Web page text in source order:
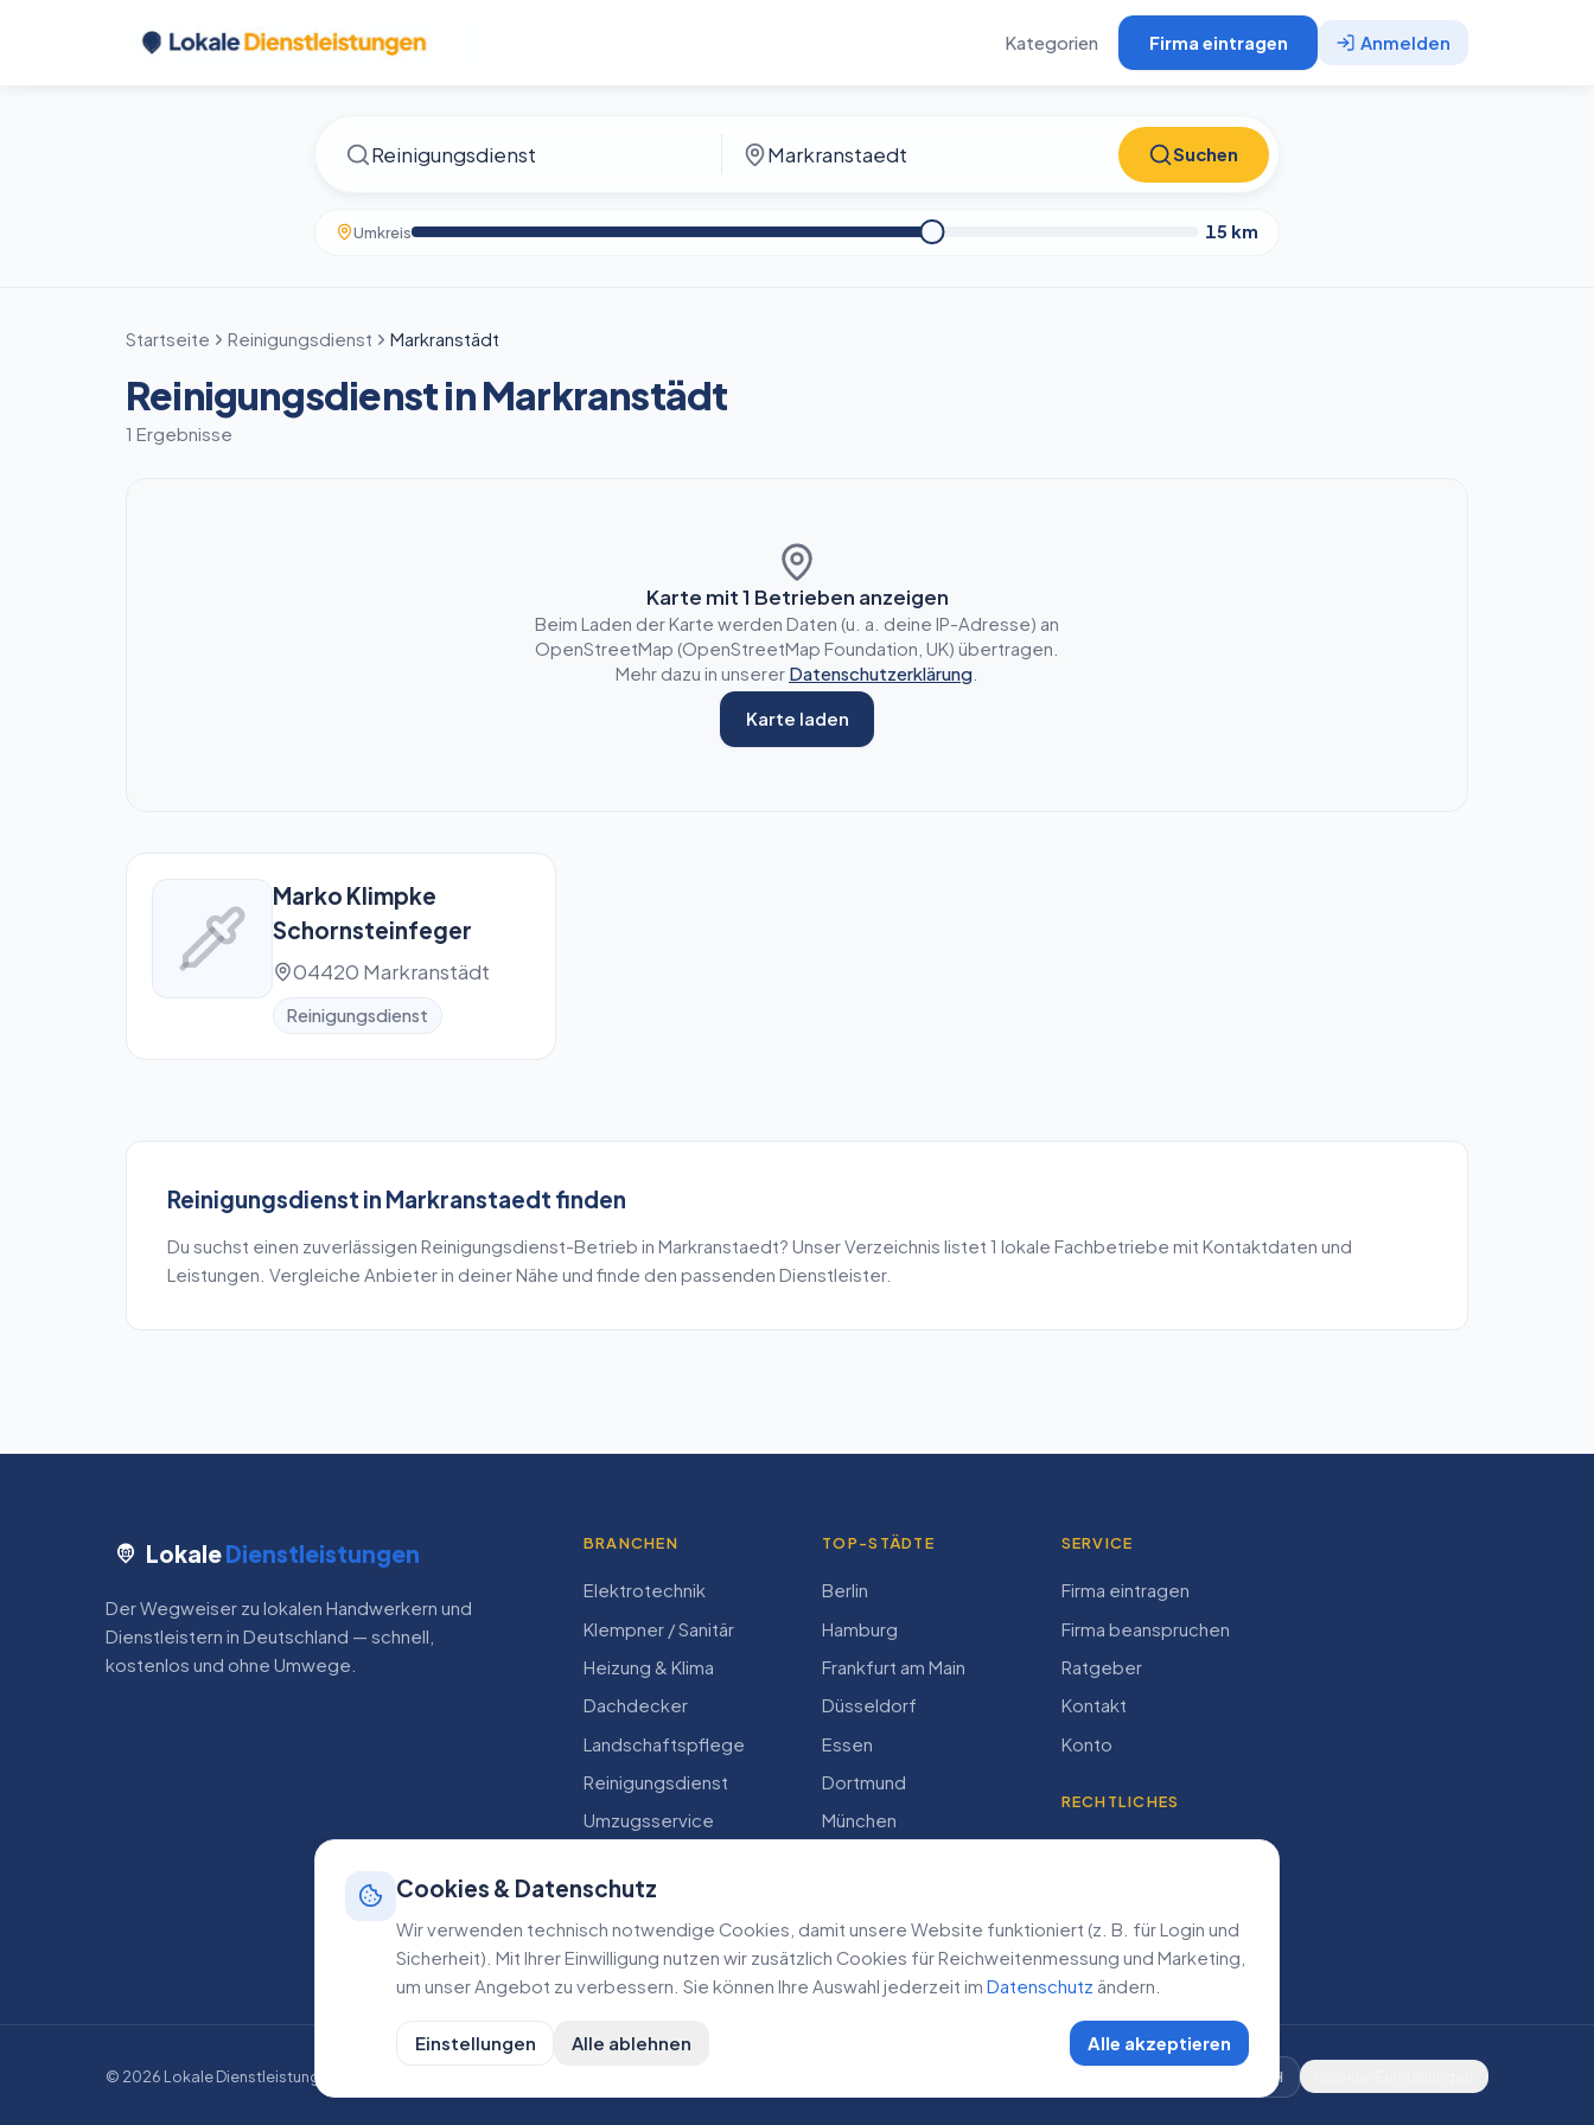
Kategorien Firma eintragen Anmelden
Suchen
Umkreis 15 km
Startseite Reinigungsdienst Markranstädt
Reinigungsdienst in Markranstädt
1 Ergebnisse
Karte mit1 Betrieben anzeigen
Beim Laden der Karte werden Daten (u. a. deine IP-Adresse) an
OpenStreetMap (OpenStreetMap Foundation, UK) übertragen.
Mehr dazu in unserer Datenschutzerklärung
Karte laden
Marko Klimpke
Schornsteinfeger
04420 Markranstädt
Reinigungsdienst
Reinigungsdienst in Markranstaedt finden
Du suchst einen zuverlässigen Reinigungsdienst-Betrieb in Markranstaedt? Unser Verzeichnis listet 1 lokale Fachbetriebe mit Kontaktdaten und
Leistungen. Vergleiche Anbieter in deiner Nähe und finde den passenden Dienstleister.
LokaleDienstleistungen
Der Wegweiser zu lokalen Handwerkern und
Dienstleistern in Deutschland — schnell,
kostenlos und ohne Umwege.
BRANCHEN
Elektrotechnik
Klempner / Sanitär
Heizung & Klima
Dachdecker
Landschaftspflege
Reinigungsdienst
Umzugsservice
TOP-STÄDTE
Berlin
Hamburg
Frankfurt am Main
Düsseldorf
Essen
Dortmund
München
SERVICE
Firma eintragen
Firma beanspruchen
Ratgeber
Kontakt
Konto
RECHTLICHES
AGB
© 2026 Lokale Dienstleistungen. Alle Rechte vorbehalten. CH
Cookies & Datenschutz
Wir verwenden technisch notwendige Cookies, damit unsere Website funktioniert (z. B. für Login und
Sicherheit). Mit Ihrer Einwilligung nutzen wir zusätzlich Cookies für Reichweiten­messung und Marketing,
um unser Angebot zu verbessern. Sie können Ihre Auswahl jederzeit im Datenschutz ändern.
Einstellungen Alle ablehnen Alle akzeptieren